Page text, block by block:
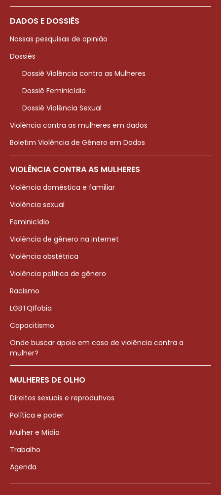
DADOS E DOSSIÊS
Nossas pesquisas de opinião
Dossiês
Dossiê Violência contra as Mulheres
Dossiê Feminicídio
Dossiê Violência Sexual
Violência contra as mulheres em dados
Boletim Violência de Gênero em Dados
VIOLÊNCIA CONTRA AS MULHERES
Violência doméstica e familiar
Violência sexual
Feminicídio
Violência de gênero na internet
Violência obstétrica
Violência política de gênero
Racismo
LGBTQIfobia
Capacitismo
Onde buscar apoio em caso de violência contra a
mulher?
MULHERES DE OLHO
Direitos sexuais e reprodutivos
Política e poder
Mulher e Mídia
Trabalho
Agenda